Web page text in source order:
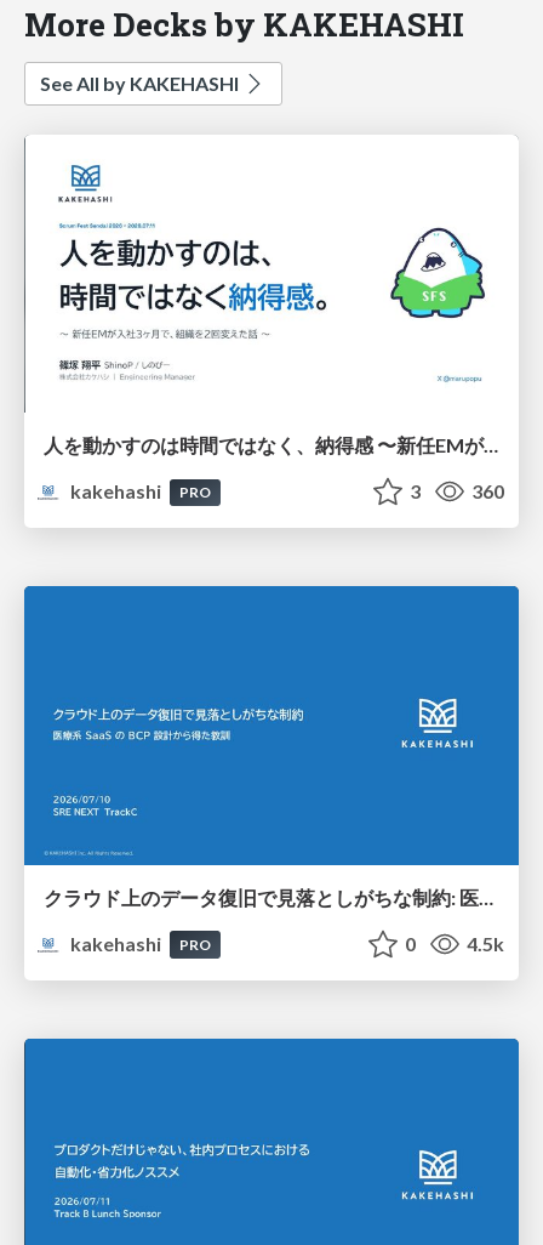
More Decks by KAKEHASHI
See All by KAKEHASHI
人を動かすのは時間ではなく、納得感 〜新任EMが入社3ヶ月、組織を2回変えた話〜
kakehashi
PRO 3 360
kakehashi
PRO 0 4.5k